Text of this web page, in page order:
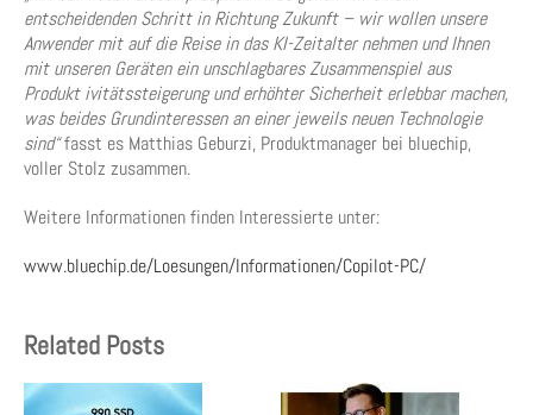
entscheidenden Schritt in Richtung Zukunft – wir wollen unsere
Anwender mit auf die Reise in das KI-Zeitalter nehmen und Ihnen
mit unseren Geräten ein unschlagbares Zusammenspiel aus
Produkt ivitätssteigerung und erhöhter Sicherheit erlebbar machen,
was beides Grundinteressen an einer jeweils neuen Technologie
sind“fasst es Matthias Geburzi, Produktmanager bei bluechip,
voller Stolz zusammen.
Weitere Informationen finden Interessierte unter:
www.bluechip.de/Loesungen/Informationen/Copilot-PC/
Related Posts